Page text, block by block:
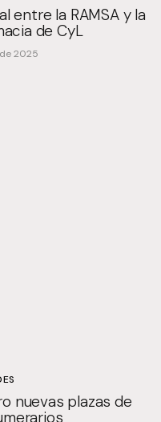
entre la RAMSA y la
de CyL
2025
nuevas plazas de